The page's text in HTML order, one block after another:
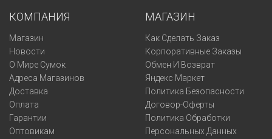
КОМПАНИЯ
Магазин
Новости
О Мире Сумок
Адреса Магазинов
Доставка
Оплата
Гарантии
Оптовикам
МАГАЗИН
Как Сделать Заказ
Корпоративные Заказы
Обмен И Возврат
Яндекс Маркет
Политика Безопасности
Договор-Оферты
Политика Обработки
Персональных Данных